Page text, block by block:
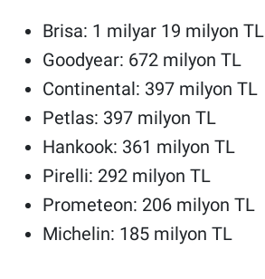
Brisa: 1 milyar 19 milyon TL
Goodyear: 672 milyon TL
Continental: 397 milyon TL
Petlas: 397 milyon TL
Hankook: 361 milyon TL
Pirelli: 292 milyon TL
Prometeon: 206 milyon TL
Michelin: 185 milyon TL